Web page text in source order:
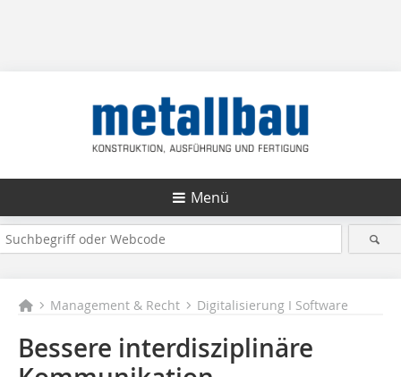
Menü
Management & Recht Digitalisierung I Software
Bessere interdisziplinäre